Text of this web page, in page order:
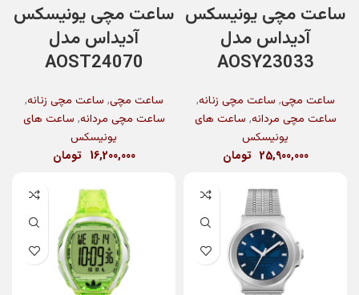
ساعت مچی یونیسکس
آدیداس مدل
AOSY23033
ساعت مچی, ساعت مچی زنانه,
ساعت مچی مردانه, ساعت های
یونیسکس
25,900,000 تومان
ساعت مچی یونیسکس
آدیداس مدل
AOST24070
ساعت مچی, ساعت مچی زنانه,
ساعت مچی مردانه, ساعت های
یونیسکس
16,200,000 تومان